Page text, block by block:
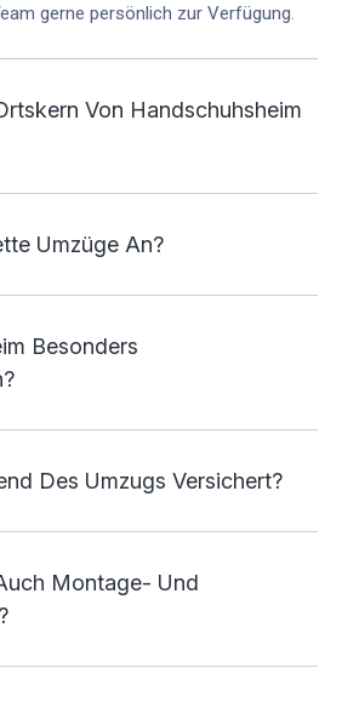
gerne persönlich zur Verfügung.
Von Handschuhsheim
Umzüge An?
Besonders
Des Umzugs Versichert?
Montage- Und